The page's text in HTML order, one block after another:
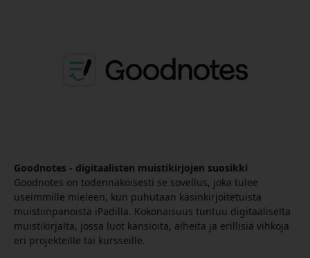
Goodnotes - digitaalisten muistikirjojen suosikki
Goodnotes on todennäköisesti se sovellus, joka tulee
useimmille mieleen, kun puhutaan käsinkirjoitetuista
muistiinpanoista iPadilla. Kokonaisuus tuntuu digitaaliselta
muistikirjalta, jossa luot kansioita, aiheita ja erillisiä vihkoja
eri projekteille tai kursseille.